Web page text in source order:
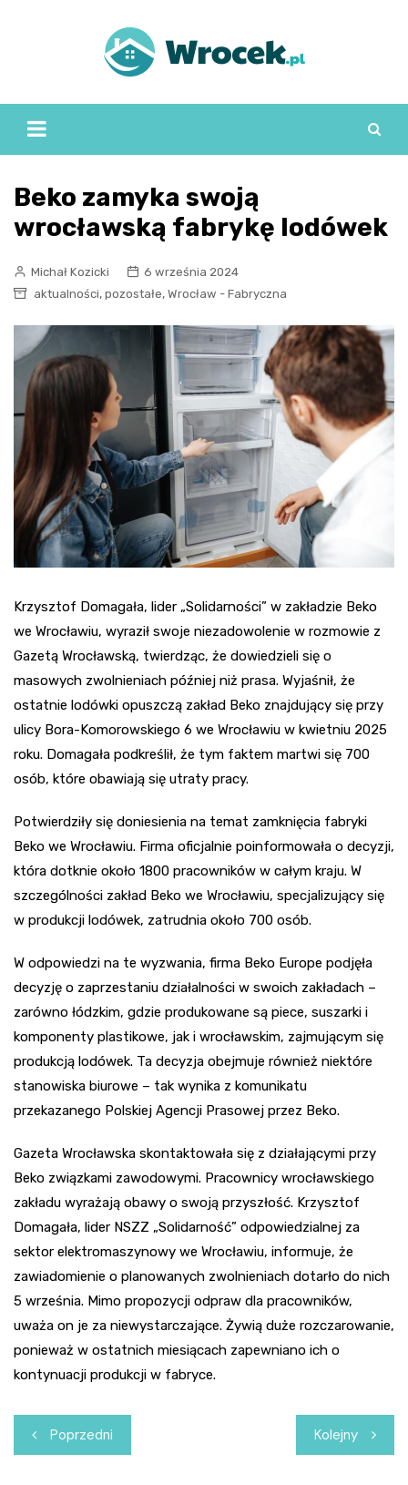
Beko zamyka swoją
wrocławską fabrykę lodówek
Michał Kozicki
6 września 2024
aktualności, pozostałe, Wrocław - Fabryczna
Krzysztof Domagała, lider „Solidarności” w zakładzie Beko
we Wrocławiu, wyraził swoje niezadowolenie w rozmowie z
Gazetą Wrocławską, twierdząc, że dowiedzieli się o
masowych zwolnieniach później niż prasa. Wyjaśnił, że
ostatnie lodówki opuszczą zakład Beko znajdujący się przy
ulicy Bora-Komorowskiego 6 we Wrocławiu w kwietniu 2025
roku. Domagała podkreślił, że tym faktem martwi się 700
osób, które obawiają się utraty pracy.
Potwierdziły się doniesienia na temat zamknięcia fabryki
Beko we Wrocławiu. Firma oficjalnie poinformowała o decyzji,
która dotknie około 1800 pracowników w całym kraju. W
szczególności zakład Beko we Wrocławiu, specjalizujący się
w produkcji lodówek, zatrudnia około 700 osób.
W odpowiedzi na te wyzwania, firma Beko Europe podjęła
decyzję o zaprzestaniu działalności w swoich zakładach –
zarówno łódzkim, gdzie produkowane są piece, suszarki i
komponenty plastikowe, jak i wrocławskim, zajmującym się
produkcją lodówek. Ta decyzja obejmuje również niektóre
stanowiska biurowe – tak wynika z komunikatu
przekazanego Polskiej Agencji Prasowej przez Beko.
Gazeta Wrocławska skontaktowała się z działającymi przy
Beko związkami zawodowymi. Pracownicy wrocławskiego
zakładu wyrażają obawy o swoją przyszłość. Krzysztof
Domagała, lider NSZZ „Solidarność” odpowiedzialnej za
sektor elektromaszynowy we Wrocławiu, informuje, że
zawiadomienie o planowanych zwolnieniach dotarło do nich
5 września. Mimo propozycji odpraw dla pracowników,
uważa on je za niewystarczające. Żywią duże rozczarowanie,
ponieważ w ostatnich miesiącach zapewniano ich o
kontynuacji produkcji w fabryce.
Nawigacja
wpisu
Poprzedni Kolejny